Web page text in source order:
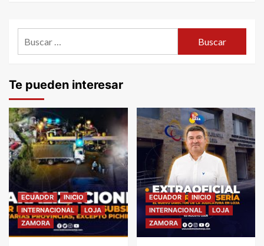
Te pueden interesar
ECUADOR
INICIO
INTERNACIONAL
LOJA
ZAMORA
ECUADOR
INICIO
INTERNACIONAL
LOJA
ZAMORA